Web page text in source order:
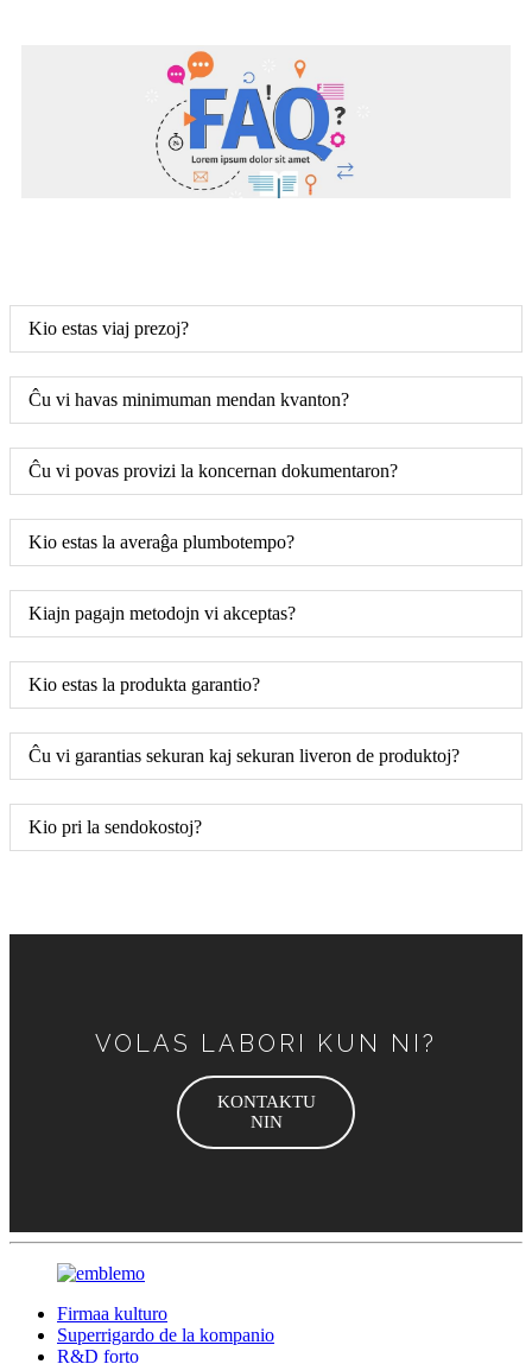
Kio estas viaj prezoj?
Ĉu vi havas minimuman mendan kvanton?
Ĉu vi povas provizi la koncernan dokumentaron?
Kio estas la averaĝa plumbotempo?
Kiajn pagajn metodojn vi akceptas?
Kio estas la produkta garantio?
Ĉu vi garantias sekuran kaj sekuran liveron de produktoj?
Kio pri la sendokostoj?
VOLAS LABORI KUN NI?
KONTAKTU
NIN
Firmaa kulturo
Superrigardo de la kompanio
R&D forto